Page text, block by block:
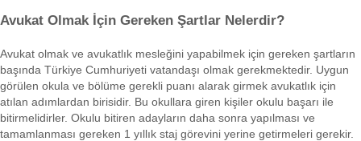
Avukat Olmak İçin Gereken Şartlar Nelerdir?
Avukat olmak ve avukatlık mesleğini yapabilmek için gereken şartların
başında Türkiye Cumhuriyeti vatandaşı olmak gerekmektedir. Uygun
görülen okula ve bölüme gerekli puanı alarak girmek avukatlık için
atılan adımlardan birisidir. Bu okullara giren kişiler okulu başarı ile
bitirmelidirler. Okulu bitiren adayların daha sonra yapılması ve
tamamlanması gereken 1 yıllık staj görevini yerine getirmeleri gerekir.